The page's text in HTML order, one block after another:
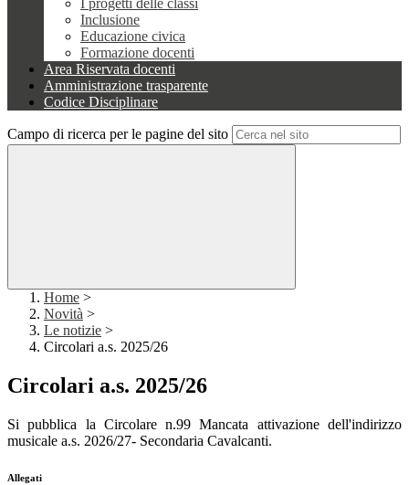
I progetti delle classi
Inclusione
Educazione civica
Formazione docenti
Area Riservata docenti
Amministrazione trasparente
Codice Disciplinare
Campo di ricerca per le pagine del sito
Home >
Novità >
Le notizie >
Circolari a.s. 2025/26
Circolari a.s. 2025/26
Si pubblica la Circolare n.99 Mancata attivazione dell'indirizzo
musicale a.s. 2026/27- Secondaria Cavalcanti.
Allegati